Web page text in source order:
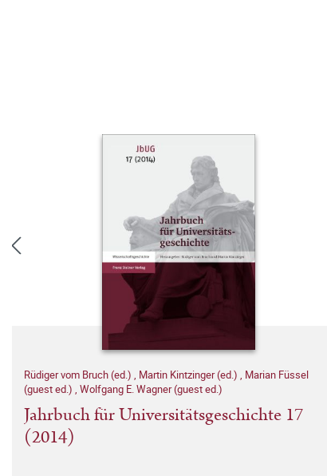
Rüdiger vom Bruch (ed.) , Martin Kintzinger (ed.) , Marian Füssel
(guest ed.) , Wolfgang E. Wagner (guest ed.)
Jahrbuch für Universitätsgeschichte 17
(2014)